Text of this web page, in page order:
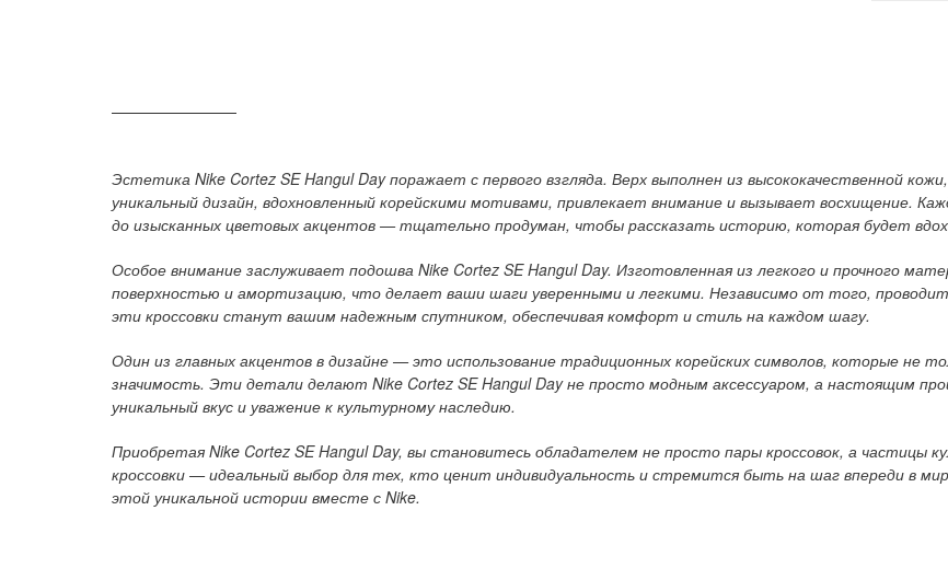
Эстетика Nike Cortez SE Hangul Day поражает с первого взгляда. Верх выполнен из высококачественной
уникальный дизайн, вдохновленный корейскими мотивами, привлекает внимание и вызывает восхищение.
до изысканных цветовых акцентов — тщательно продуман, чтобы рассказать историю, которая будет
Особое внимание заслуживает подошва Nike Cortez SE Hangul Day. Изготовленная из легкого и прочного
поверхностью и амортизацию, что делает ваши шаги уверенными и легкими. Независимо от того,
эти кроссовки станут вашим надежным спутником, обеспечивая комфорт и стиль на каждом шагу.
Один из главных акцентов в дизайне — это использование традиционных корейских символов, которые не
значимость. Эти детали делают Nike Cortez SE Hangul Day не просто модным аксессуаром, а настоящим
уникальный вкус и уважение к культурному наследию.
Приобретая Nike Cortez SE Hangul Day, вы становитесь обладателем не просто пары кроссовок, а частицы
кроссовки — идеальный выбор для тех, кто ценит индивидуальность и стремится быть на шаг впереди в
этой уникальной истории вместе с Nike.